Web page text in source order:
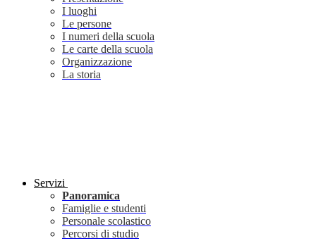
I luoghi
Le persone
I numeri della scuola
Le carte della scuola
Organizzazione
La storia
Servizi
Panoramica
Famiglie e studenti
Personale scolastico
Percorsi di studio